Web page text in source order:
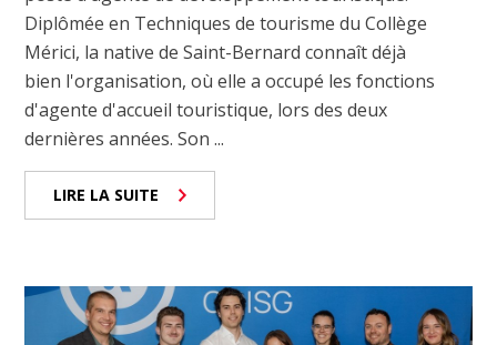
Diplômée en Techniques de tourisme du Collège
Mérici, la native de Saint-Bernard connaît déjà
bien l'organisation, où elle a occupé les fonctions
d'agente d'accueil touristique, lors des deux
dernières années. Son ...
LIRE LA SUITE